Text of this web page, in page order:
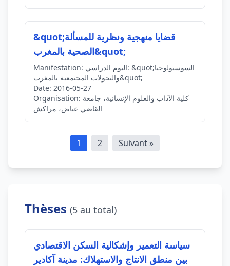
&quot;قضايا منهجية ونظرية للمسألة
الصحية بالمغرب&quot;
Manifestation:
والتحولات المجتمعية بالمغرب&quot;
Date: 2016-05-27
Organisation:
القاضي عياض، مراكش
1 2 Suivant »
Thèses (5 au total)
سياسة التعمير وإشكالية السكن الاقتصادي
بين منطق الانتاج والاستهلاك: مدينة آكادير